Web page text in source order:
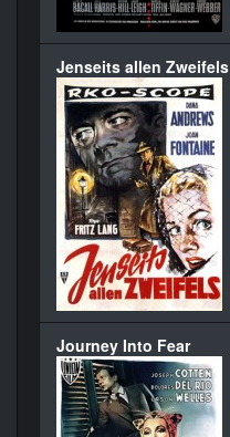
Jenseits allen Zweifels
Journey Into Fear